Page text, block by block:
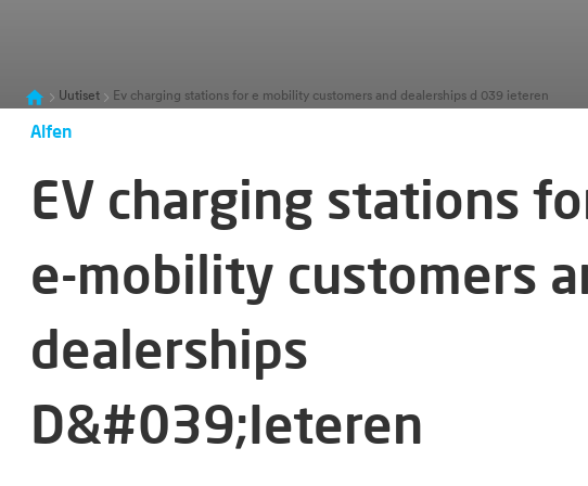
Uutiset Ev charging stations for e mobility customers and dealerships d 039 ieteren
Alfen
EV charging stations
e-mobility customers
dealerships
D&#039;Ieteren